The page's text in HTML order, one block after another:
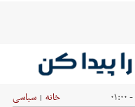
خانه | سیاسی